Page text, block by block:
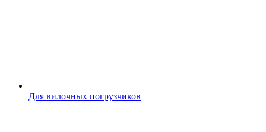
Для вилочных погрузчиков